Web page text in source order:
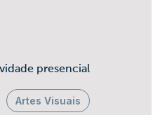
presencial
Artes Visuais